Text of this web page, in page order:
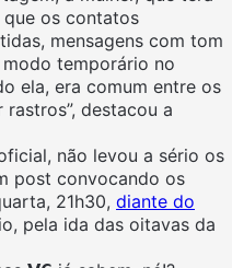
os contatos
mensagens com tom
temporário no
ela, era comum entre os
destacou a
não levou a sério os
post convocando os
21h30, diante do
pela ida das oitavas da